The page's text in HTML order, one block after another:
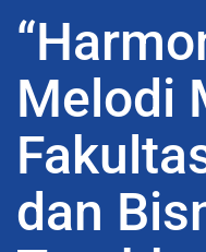
Melodi
dan